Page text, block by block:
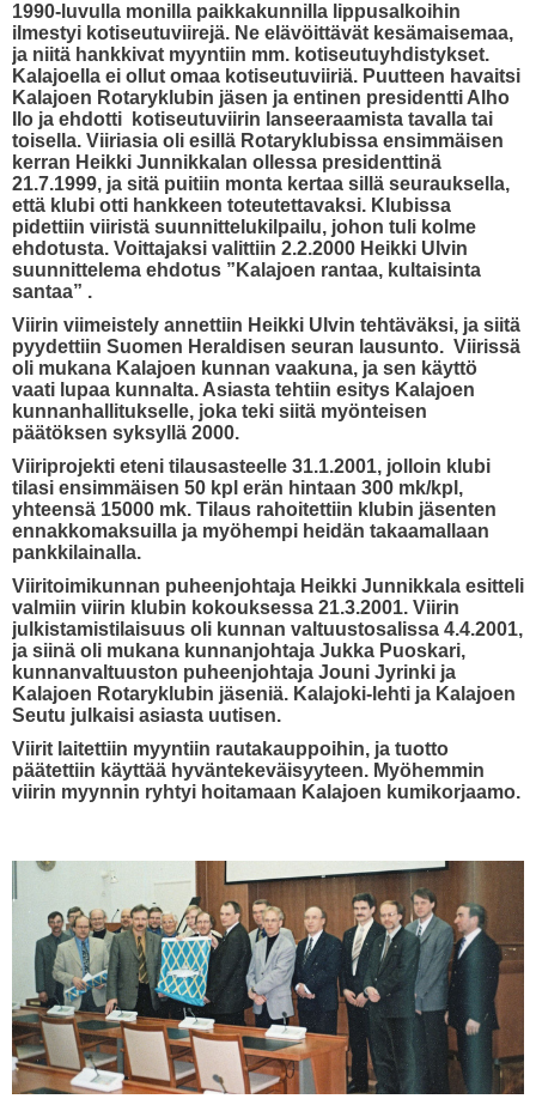
1990-luvulla monilla paikkakunnilla lippusalkoihin
ilmestyi kotiseutuviirejä. Ne elävöittävät kesämaisemaa,
ja niitä hankkivat myyntiin mm. kotiseutuyhdistykset.
Kalajoella ei ollut omaa kotiseutuviiriä. Puutteen havaitsi
Kalajoen Rotaryklubin jäsen ja entinen presidentti Alho
Ilo ja ehdotti kotiseutuviirin lanseeraamista tavalla tai
toisella. Viiriasia oli esillä Rotaryklubissa ensimmäisen
kerran Heikki Junnikkalan ollessa presidenttinä
21.7.1999, ja sitä puitiin monta kertaa sillä seurauksella,
että klubi otti hankkeen toteutettavaksi. Klubissa
pidettiin viiristä suunnittelukilpailu, johon tuli kolme
ehdotusta. Voittajaksi valittiin 2.2.2000 Heikki Ulvin
suunnittelema ehdotus ”Kalajoen rantaa, kultaisinta
santaa” .
Viirin viimeistely annettiin Heikki Ulvin tehtäväksi, ja siitä
pyydettiin Suomen Heraldisen seuran lausunto. Viirissä
oli mukana Kalajoen kunnan vaakuna, ja sen käyttö
vaati lupaa kunnalta. Asiasta tehtiin esitys Kalajoen
kunnanhallitukselle, joka teki siitä myönteisen
päätöksen syksyllä 2000.
Viiriprojekti eteni tilausasteelle 31.1.2001, jolloin klubi
tilasi ensimmäisen 50 kpl erän hintaan 300 mk/kpl,
yhteensä 15000 mk. Tilaus rahoitettiin klubin jäsenten
ennakkomaksuilla ja myöhempi heidän takaamallaan
pankkilainalla.
Viiritoimikunnan puheenjohtaja Heikki Junnikkala esitteli
valmiin viirin klubin kokouksessa 21.3.2001. Viirin
julkistamistilaisuus oli kunnan valtuustosalissa 4.4.2001,
ja siinä oli mukana kunnanjohtaja Jukka Puoskari,
kunnanvaltuuston puheenjohtaja Jouni Jyrinki ja
Kalajoen Rotaryklubin jäseniä. Kalajoki-lehti ja Kalajoen
Seutu julkaisi asiasta uutisen.
Viirit laitettiin myyntiin rautakauppoihin, ja tuotto
päätettiin käyttää hyväntekeväisyyteen. Myöhemmin
viirin myynnin ryhtyi hoitamaan Kalajoen kumikorjaamo.